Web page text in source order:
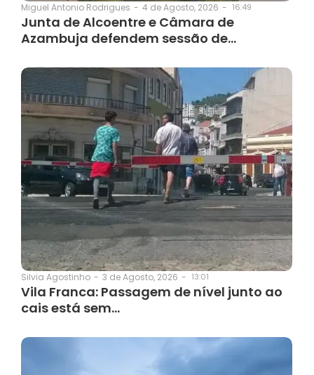
Miguel Antonio Rodrigues - 4 de Agosto, 2026 - 16:49
Junta de Alcoentre e Câmara de
Azambuja defendem sessão de…
Silvia Agostinho - 3 de Agosto, 2026 - 13:01
Vila Franca: Passagem de nível junto ao
cais está sem…